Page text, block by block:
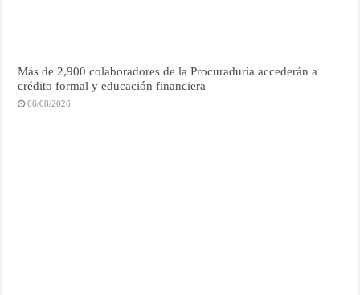
Más de 2,900 colaboradores de la Procuraduría accederán a
crédito formal y educación financiera
06/08/2026